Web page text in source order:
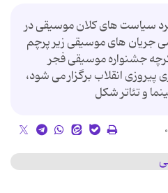
سیاست های کلان موسیقی در
جریان های موسیقی زیر پرچم
جشنواره موسیقی فجر
پیروزی انقلاب برگزار می شود،
و تئاتر شکل